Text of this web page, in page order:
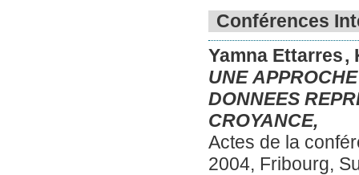
Conférences
Yamna Ettarres,
UNE
DONNEES
CROYANCE,
Actes de la
2004, Fribourg,